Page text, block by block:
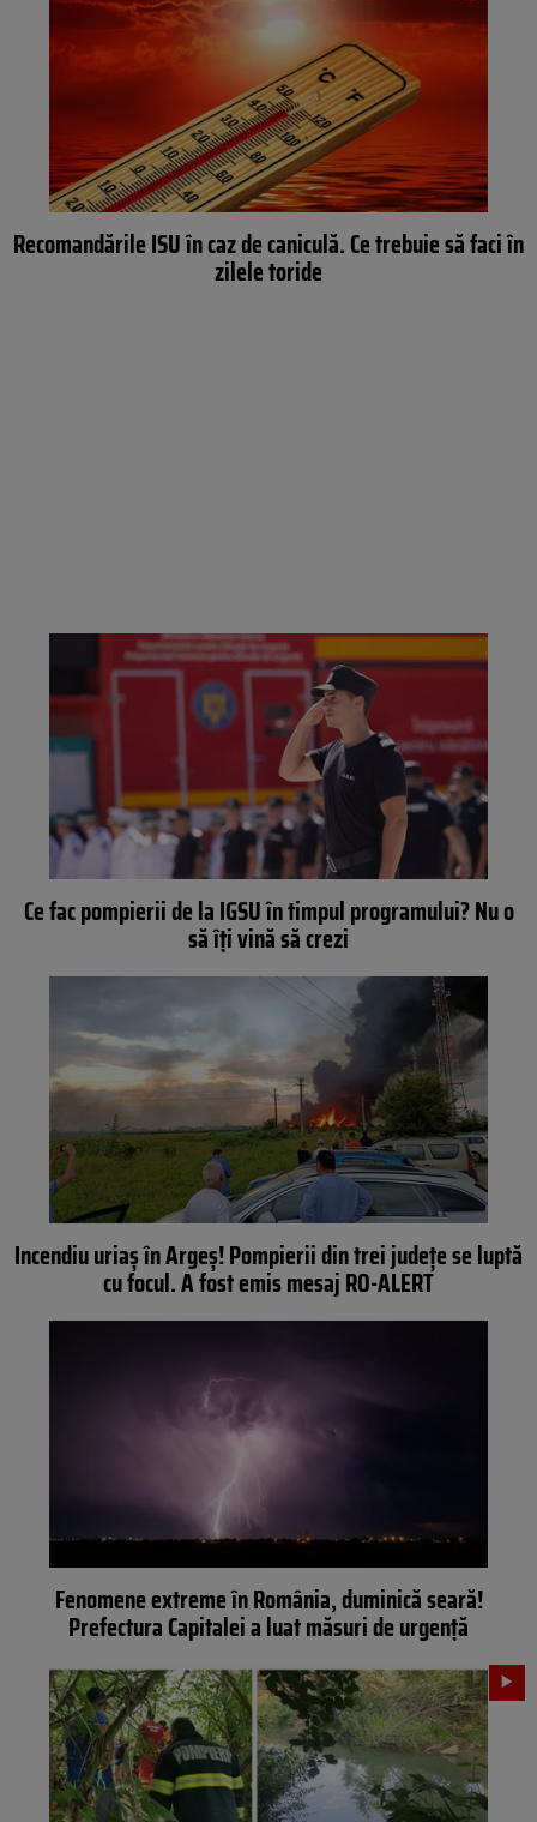
Recomandările ISU în caz de caniculă. Ce trebuie să faci în
zilele toride
Ce fac pompierii de la IGSU în timpul programului? Nu o
să îți vină să crezi
Incendiu uriaș în Argeș! Pompierii din trei județe se luptă
cu focul. A fost emis mesaj RO-ALERT
Fenomene extreme în România, duminică seară!
Prefectura Capitalei a luat măsuri de urgență